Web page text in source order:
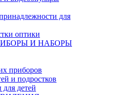
для
оптики
И НАБОРЫ
приборов
и подростков
детей